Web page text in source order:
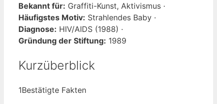
Bekannt für: Graffiti-Kunst, Aktivismus ·
Häufigstes Motiv: Strahlendes Baby ·
Diagnose: HIV/AIDS (1988) ·
Gründung der Stiftung: 1989
Kurzüberblick
1Bestätigte Fakten